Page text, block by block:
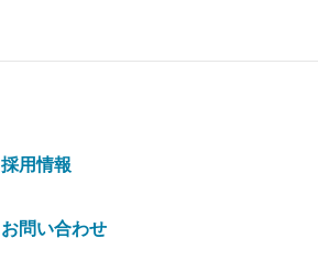
採用情報
お問い合わせ